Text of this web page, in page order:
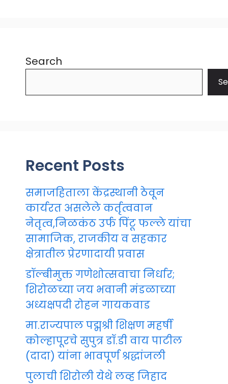
Search
Recent Posts
समाजहिताला केंद्रस्थानी ठेवून
कार्यरत असलेले कर्तृत्ववान
नेतृत्व,निळकंठ उर्फ पिंटू फल्ले यांचा
सामाजिक, राजकीय व सहकार
क्षेत्रातील प्रेरणादायी प्रवास
डॉल्बीमुक्त गणेशोत्सवाचा निर्धार;
शिरोळच्या जय भवानी मंडळाच्या
अध्यक्षपदी रोहन गायकवाड
मा.राज्यपाल पद्मश्री शिक्षण महर्षी
कोल्हापूरचे सुपुत्र डॉ.डी वाय पाटील
(दादा) यांना भावपूर्ण श्रद्धांजली
पुलाची शिरोली येथे लव्ह जिहाद